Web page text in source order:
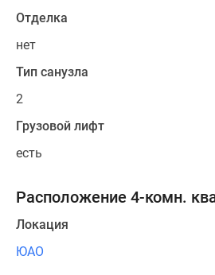
Отделка
нет
Тип санузла
2
Грузовой лифт
есть
Расположение 4-комн.
Локация
ЮАО